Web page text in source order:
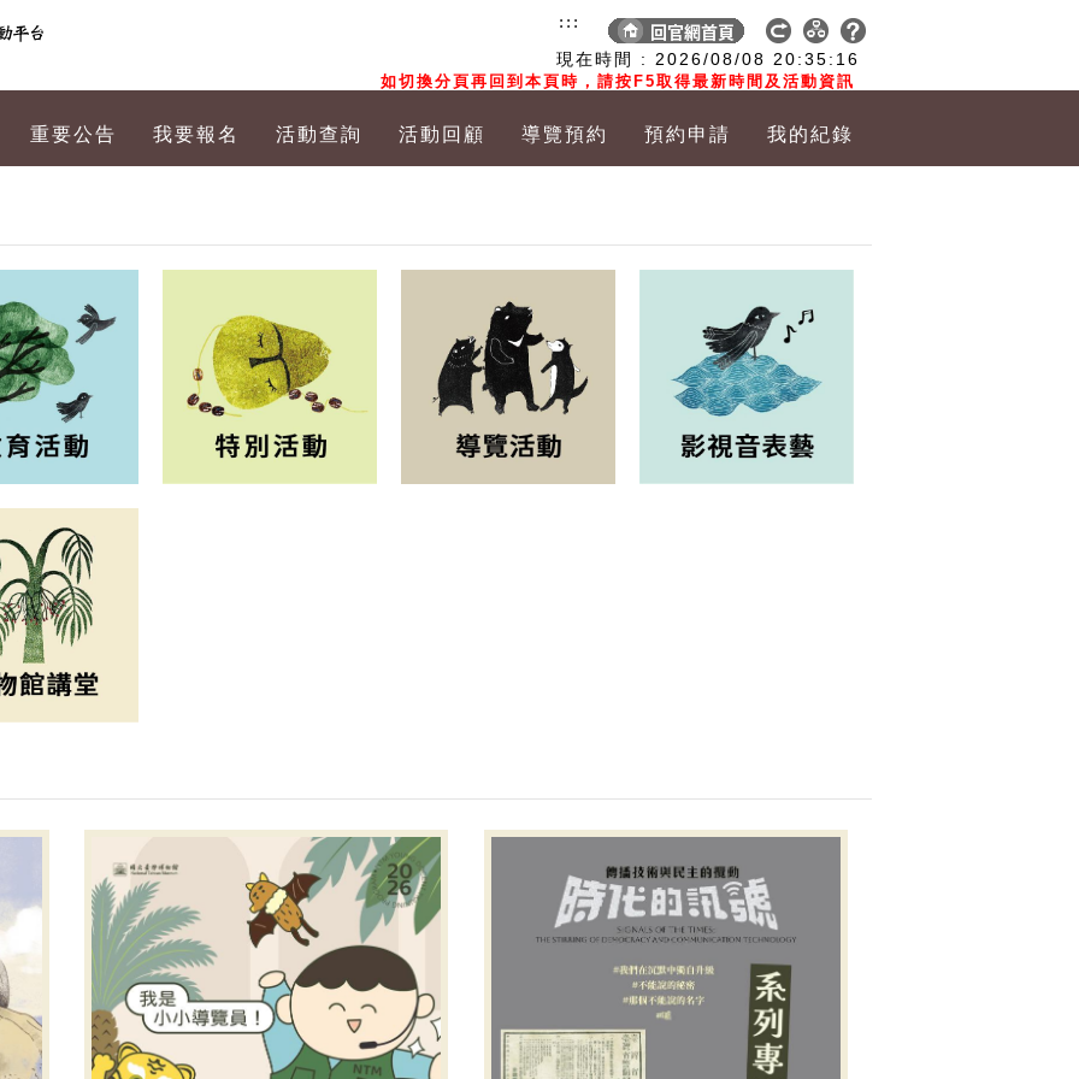
現在時間 : 2026/08/08 20:35:17
如切換分頁再回到本頁時，請按F5取得最新時間及活動資訊
:::
重要公告 我要報名 活動查詢 活動回顧 導覽預約 預約申請 我的紀錄